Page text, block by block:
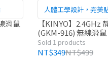
滑鼠
人體工學設計，完美
感舒
【KINYO】2.4GHz
(GKM-916) 無線滑
貨
Sold 1 products
NT$349NT$499